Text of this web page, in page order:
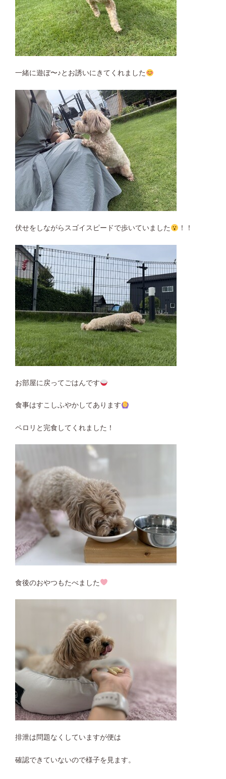
一緒に遊ぼ〜♪とお誘いにきてくれました
伏せをしながらスゴイスピードで歩いていました ！！
お部屋に戻ってごはんです
食事はすこしふやかしてあります
ペロリと完食してくれました！
食後のおやつもたべました
排泄は問題なくしていますが便は
確認できていないので様子を見ます。